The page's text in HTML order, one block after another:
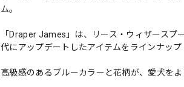
ム。
「Draper James」は、リース・ウィザース
代にアップデートしたアイテムをラインナップ
高級感のあるブルーカラーと花柄が、愛犬を